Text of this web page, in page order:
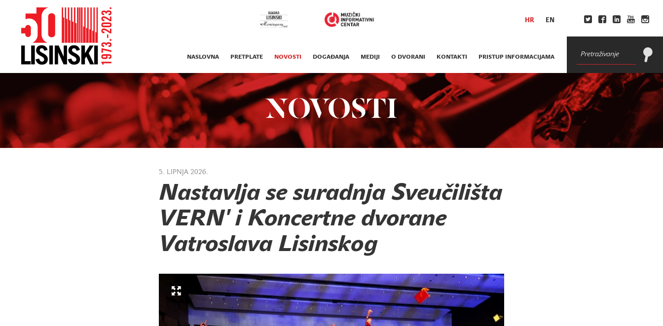
HR EN
NASLOVNA PRETPLATE NOVOSTI DOGAĐANJA MEDIJI O DVORANI KONTAKTI PRISTUP INFORMACIJAMA
NOVOSTI
5. LIPNJA 2026.
Nastavlja se suradnja Sveučilišta
VERN' i Koncertne dvorane
Vatroslava Lisinskog